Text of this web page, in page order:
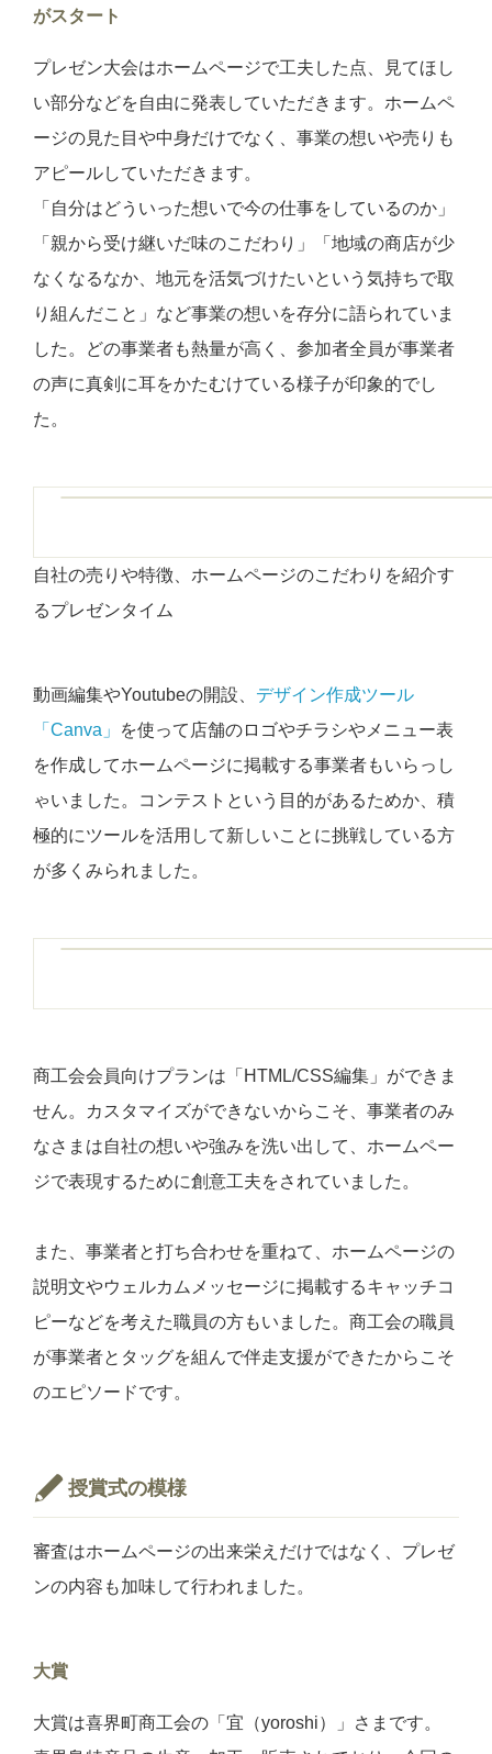
がスタート
プレゼン大会はホームページで工夫した点、見てほし
い部分などを自由に発表していただきます。ホームペ
ージの見た目や中身だけでなく、事業の想いや売りも
アピールしていただきます。
「自分はどういった想いで今の仕事をしているのか」
「親から受け継いだ味のこだわり」「地域の商店が少
なくなるなか、地元を活気づけたいという気持ちで取
り組んだこと」など事業の想いを存分に語られていま
した。
どの事業者も熱量が高く、参加者全員が事業者
の声に真剣に耳をかたむけている様子が印象的でし
た。
自社の売りや特徴、ホームページのこだわりを紹介す
るプレゼンタイム
動画編集やYoutubeの開設、 デザイン作成ツール
「Canva」
を使って店舗のロゴやチラシやメニュー表
を作成してホームページに掲載する事業者もいらっし
ゃいました。コンテストという目的があるためか、積
極的にツールを活用して新しいことに挑戦している方
が多くみられました。
商工会会員向けプランは「HTML/CSS編集」ができま
せん。カスタマイズができないからこそ、事業者のみ
なさまは自社の想いや強みを洗い出して、ホームペー
ジで表現するために創意工夫をされていました。
また、事業者と打ち合わせを重ねて、ホームページの
説明文やウェルカムメッセージに掲載するキャッチコ
ピーなどを考えた職員の方もいました。商工会の職員
が事業者とタッグを組んで伴走支援ができたからこそ
のエピソードです。
授賞式の模様
審査はホームページの出来栄えだけではなく、プレゼ
ンの内容も加味して行われました。
大賞
大賞は喜界町商工会の「 宜（yoroshi）」さまです。